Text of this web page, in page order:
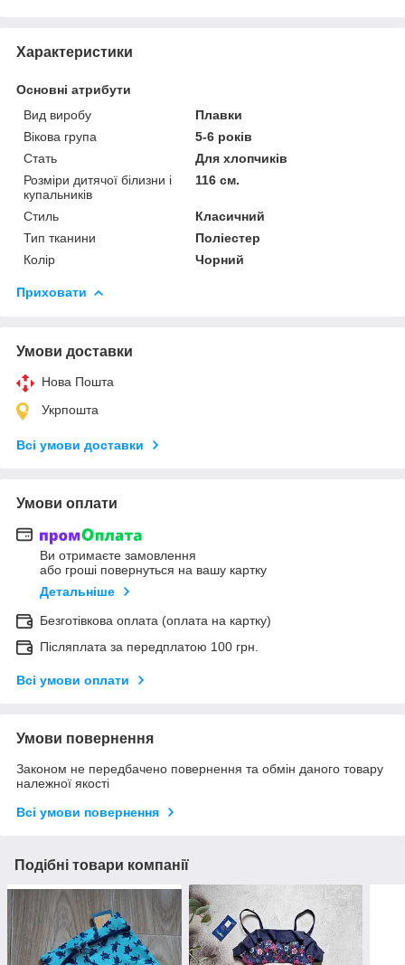
Характеристики
Основні атрибути
Вид виробу
Плавки
Вікова група
5-6 років
Стать
Для хлопчиків
Розміри дитячої білизни і
купальників
116 см.
Стиль
Класичний
Тип тканини
Поліестер
Колір
Чорний
Приховати
Умови доставки
Нова Пошта
Укрпошта
Всі умови доставки
Умови оплати
Ви отримаєте замовлення
або гроші повернуться на вашу картку
Детальніше
Безготівкова оплата (оплата на картку)
Післяплата за передплатою 100 грн.
Всі умови оплати
Умови повернення
Законом не передбачено повернення та обмін даного товару
належної якості
Всі умови повернення
Подібні товари компанії